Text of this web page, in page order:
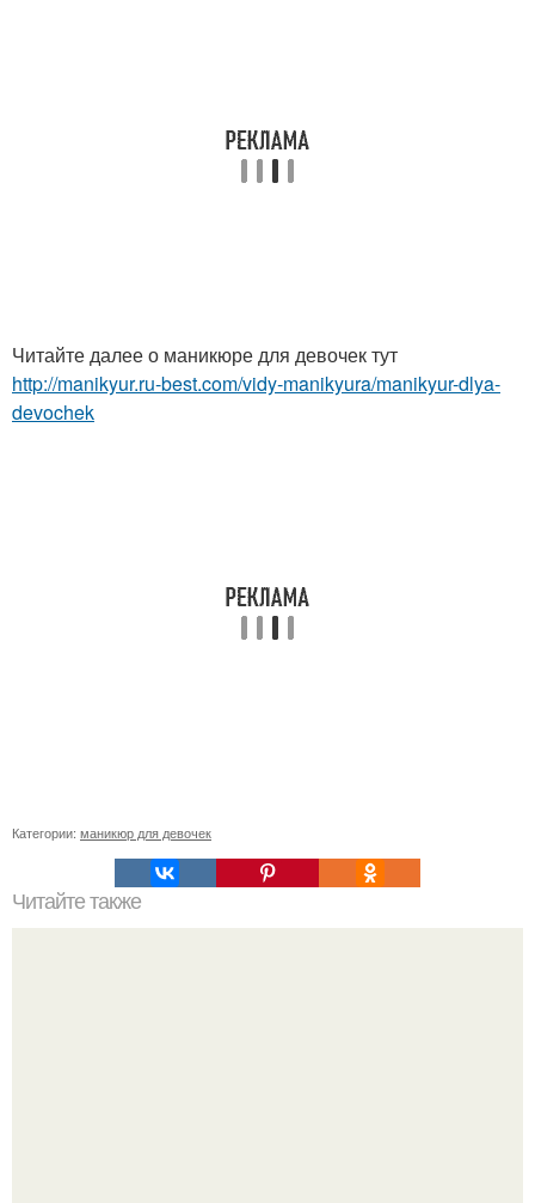
Читайте далее о маникюре для девочек тут
http://manikyur.ru-best.com/vidy-manikyura/manikyur-dlya-
devochek
Категории: маникюр для девочек
Читайте также